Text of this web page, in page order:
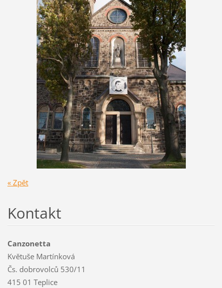
« Zpět
Kontakt
Canzonetta
Květuše Martínková
Čs. dobrovolců 530/11
415 01 Teplice